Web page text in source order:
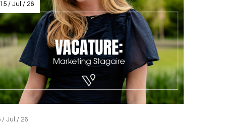
15 / Jul / 26
/ Jul / 26